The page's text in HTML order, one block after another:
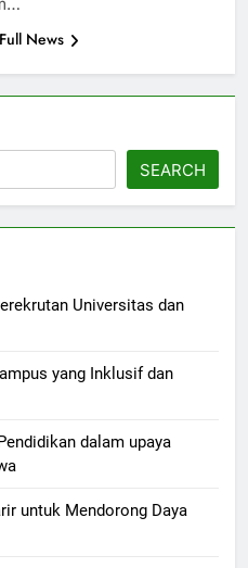
News
SEARCH
Universitas dan
yang Inklusif dan
dalam upaya
untuk Mendorong Daya